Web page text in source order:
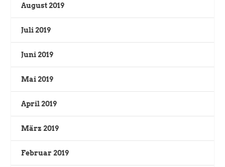
August 2019
Juli 2019
Juni 2019
Mai 2019
April 2019
März 2019
Februar 2019